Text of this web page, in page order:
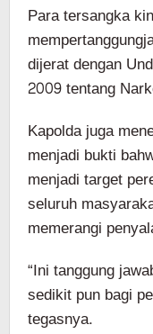
Para tersangka
dijerat dengan
2009 tentang
Kapolda juga
menjadi bukti
menjadi target
seluruh
memerangi
“Ini tanggung
sedikit pun bagi
tegasnya.